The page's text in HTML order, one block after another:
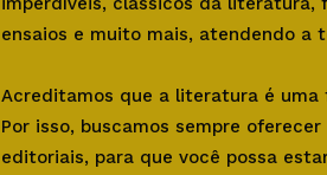
ensaios e muito mais, atendendo a
Acreditamos que a literatura é uma
Por isso, buscamos sempre
editoriais, para que você possa